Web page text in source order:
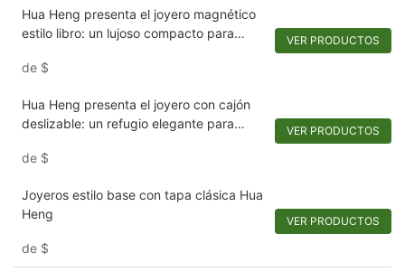
Hua Heng presenta el joyero magnético
estilo libro: un lujoso compacto para
de $
VER PRODUCTOS
Hua Heng presenta el joyero con cajón
deslizable: un refugio elegante para
de $
VER PRODUCTOS
Joyeros estilo base con tapa clásica Hua
Heng
de $
VER PRODUCTOS